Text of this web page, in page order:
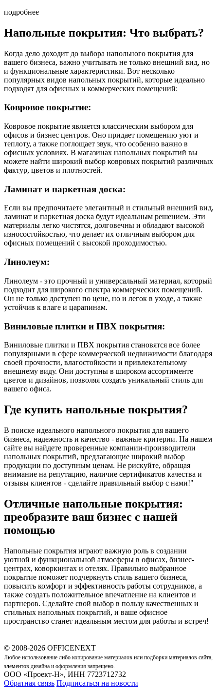
подробнее
Напольные покрытия: Что выбрать?
Когда дело доходит до выбора напольного покрытия для
вашего бизнеса, важно учитывать не только внешний вид, но
и функциональные характеристики. Вот несколько
популярных видов напольных покрытий, которые идеально
подходят для офисных и коммерческих помещений:
Ковровое покрытие:
Ковровое покрытие является классическим выбором для
офисов и бизнес центров. Оно придает помещению уют и
теплоту, а также поглощает звук, что особенно важно в
офисных условиях. В магазинах напольных покрытий вы
можете найти широкий выбор ковровых покрытий различных
фактур, цветов и плотностей.
Ламинат и паркетная доска:
Если вы предпочитаете элегантный и стильный внешний вид,
ламинат и паркетная доска будут идеальным решением. Эти
материалы легко чистятся, долговечны и обладают высокой
износостойкостью, что делает их отличным выбором для
офисных помещений с высокой проходимостью.
Линолеум:
Линолеум - это прочный и универсальный материал, который
подходит для широкого спектра коммерческих помещений.
Он не только доступен по цене, но и легок в уходе, а также
устойчив к влаге и царапинам.
Виниловые плитки и ПВХ покрытия:
Виниловые плитки и ПВХ покрытия становятся все более
популярными в сфере коммерческой недвижимости благодаря
своей прочности, влагостойкости и привлекательному
внешнему виду. Они доступны в широком ассортименте
цветов и дизайнов, позволяя создать уникальный стиль для
вашего офиса.
Где купить напольные покрытия?
В поиске идеального напольного покрытия для вашего
бизнеса, надежность и качество - важные критерии. На нашем
сайте вы найдете проверенные компании-производители
напольных покрытий, предлагающие широкий выбор
продукции по доступным ценам. Не рискуйте, обращая
внимание на репутацию, наличие сертификатов качества и
отзывы клиентов - сделайте правильный выбор с нами!"
Отличные напольные покрытия:
преобразите ваш бизнес с нашей
помощью
Напольные покрытия играют важную роль в создании
уютной и функциональной атмосферы в офисах, бизнес-
центрах, коворкингах и отелях. Правильно выбранное
покрытие поможет подчеркнуть стиль вашего бизнеса,
повысить комфорт и эффективность работы сотрудников, а
также создать положительное впечатление на клиентов и
партнеров. Сделайте свой выбор в пользу качественных и
стильных напольных покрытий, и ваше офисное
пространство станет идеальным местом для работы и встреч!
© 2008-2026 OFFICENEXT
Любое использование либо копирование материалов или подборки материалов сайта,
элементов дизайна и оформления запрещено.
ООО «Проект-Н», ИНН 7723712732
Обратная связь Подписаться на новости